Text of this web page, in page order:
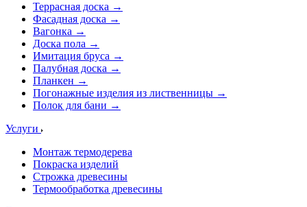
Террасная доска →
Фасадная доска →
Вагонка →
Доска пола →
Имитация бруса →
Палубная доска →
Планкен →
Погонажные изделия из лиственницы →
Полок для бани →
Услуги
Монтаж термодерева
Покраска изделий
Строжка древесины
Термообработка древесины